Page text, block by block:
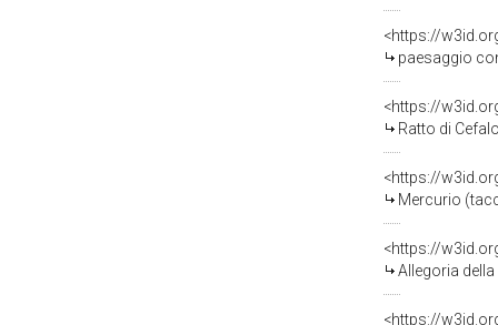
<https://
paesaggio con
<https://
Ratto di
<https://
Mercurio
<https://
Allegoria della
<https://